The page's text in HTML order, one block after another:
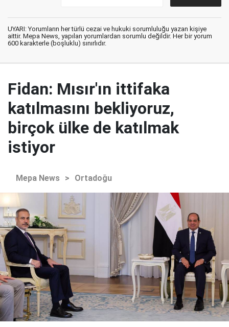
UYARI: Yorumların her türlü cezai ve hukuki sorumluluğu yazan kişiye
aittir. Mepa News, yapılan yorumlardan sorumlu değildir. Her bir yorum
600 karakterle (boşluklu) sınırlıdır.
Fidan: Mısır'ın ittifaka
katılmasını bekliyoruz,
birçok ülke de katılmak
istiyor
Mepa News > Ortadoğu